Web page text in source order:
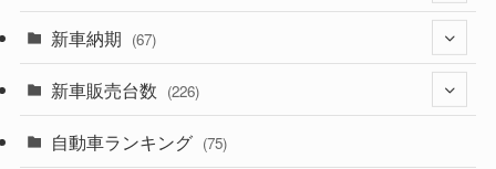
(329)
(525)
(242)
新車納期 (67)
(28)
(8)
新車販売台数 (226)
(21)
自動車ランキング (75)